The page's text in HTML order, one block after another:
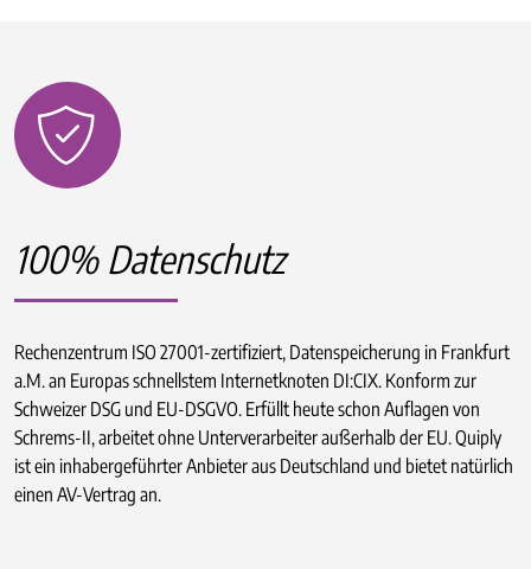
100% Datenschutz
Rechenzentrum ISO 27001-zertifiziert, Datenspeicherung in Frankfurt
a.M. an Europas schnellstem Internetknoten DI:CIX. Konform zur
Schweizer DSG und EU-DSGVO. Erfüllt heute schon Auflagen von
Schrems-II, arbeitet ohne Unterverarbeiter außerhalb der EU. Quiply
ist ein inhabergeführter Anbieter aus Deutschland und bietet natürlich
einen AV-Vertrag an.